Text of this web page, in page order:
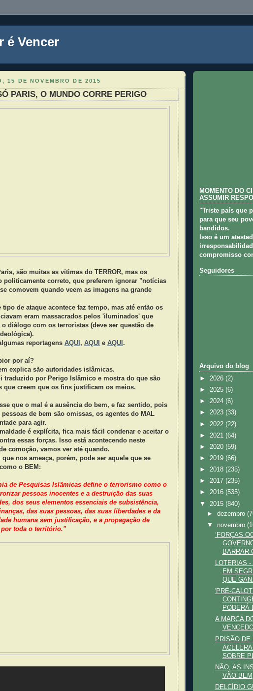
é Vencer
15 DE NOVEMBRO DE 2015
PARIS, O MUNDO CORRE PERIGO
são muitas as vítimas do TERROR, mas os
politicamente correto, que preferem ignorar "notícias
comovem quando veem as imagens na grande
tipo de ataque acontece faz tempo, mas até então os
eram massacrados pelos 'iluminados' que
o diálogo com os terroristas (deve ser questão de
reportagens AQUI , AQUI e AQUI .
por aí?
explica são autoridades islâmicas.
traduzido por Perigo Islâmico e mostra do que são
que creem que os fins justificam os meios.
que o mal é a ausência do bem, e faz sentido, pois
pessoas de bem são omissas, os agentes do MAL
para agir.
é explícita, fica mais fácil condenar e aceitar o
essas forças. Isso está acontecendo neste
comoção, vamos ver até quando.
nos ameaça, porém, pode ser aquele que se
o BEM:
de Pesquisas Islâmicas define o terrorismo como o
pessoas inocentes e a destruição das suas
dos seus elementos essenciais de subsistência,
das suas pessoas, das suas liberdades e da
humana sem justificação, e a propagação de
toda o território."
MOMENTO DO
ASSUMIR
"Triste país que
para que seu
bandidos.
Isso é um
compromisso
Seguidores
Arquivo do blog
► 2026 (2)
► 2025 (6)
► 2024 (6)
► 2023 (33)
► 2022 (22)
► 2021 (64)
► 2020 (59)
► 2019 (66)
► 2018 (235)
► 2017 (235)
► 2016 (535)
▼ 2015 (840)
►dezembro
▼ novembro
‘FORÇAS
BARRAR
LOTERIAS
EM
QUE
'PRÉ-
PODERÁ
A MARCA
PRISÃO DE
SOBRE
NÃO, AS
VÃO BEM
DELCÍDIO